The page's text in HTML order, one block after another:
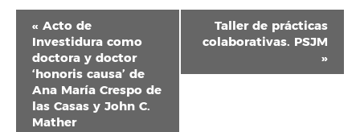
Navegación
del
Evento
« Acto de
Investidura como
doctora y doctor
‘honoris causa’ de
Ana María Crespo de
las Casas y John C.
Mather
Taller de prácticas
colaborativas. PSJM
»